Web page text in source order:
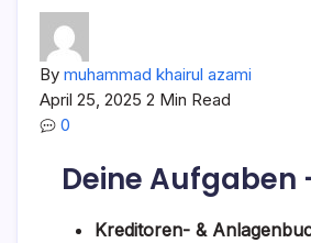
By muhammad khairul azami
April 25, 2025 2 Min Read
0
Deine
Kreditoren- &